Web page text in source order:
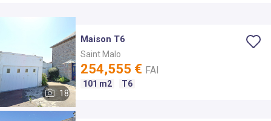
18
Maison T6
Saint Malo
254,555 € FAI
101 m2 T6